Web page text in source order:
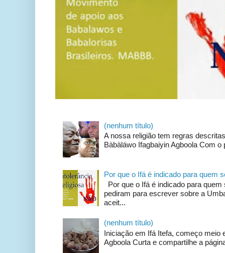
(nenhum título)
A nossa religião tem regras
Bàbàláwo Ifagbaiyin Agboola Com
Por que o Ifá é indicado para quem
Por que o Ifá é indicado para
pediram para escrever sobre a
aceit...
(nenhum título)
Iniciação em Ifá Itefa, começo meio
Agboola Curta e compartilhe a